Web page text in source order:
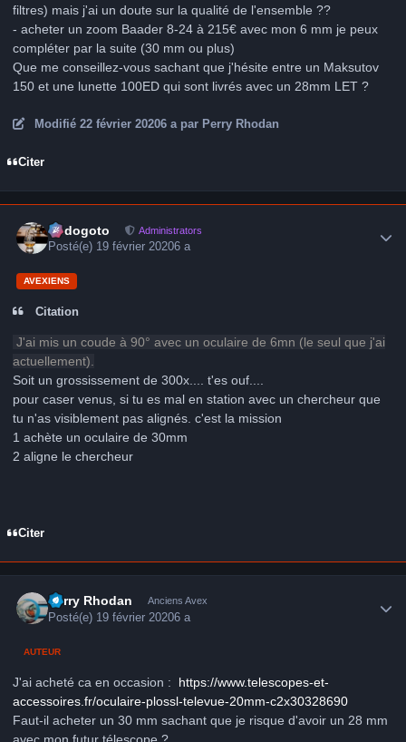
filtres) mais j'ai un doute sur la qualité de l'ensemble ??
- acheter un zoom Baader 8-24 à 215€ avec mon 6 mm je peux
compléter par la suite (30 mm ou plus)
Que me conseillez-vous sachant que j'hésite entre un Maksutov
150 et une lunette 100ED qui sont livrés avec un 28mm LET ?
Modifié 22 février 20206 apar Perry Rhodan
Citer
frédogoto Administrators
Posté(e) 19 février 20206 a
AVEXIENS
Citation
J'ai mis un coude à 90° avec un oculaire de 6mn (le seul que j'ai
actuellement).
Soit un grossissement de 300x.... t'es ouf....
pour caser venus, si tu es mal en station avec un chercheur que
tu n'as visiblement pas alignés. c'est la mission
1 achète un oculaire de 30mm
2 aligne le chercheur
Citer
Perry Rhodan Anciens Avex
Posté(e) 19 février 20206 a
AUTEUR
J'ai acheté ca en occasion :
https://www.telescopes-et-
accessoires.fr/oculaire-plossl-televue-20mm-c2x30328690
Faut-il acheter un 30 mm sachant que je risque d'avoir un 28 mm